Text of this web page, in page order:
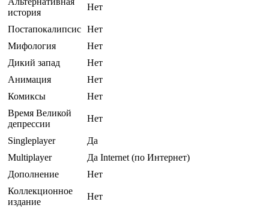
история
Нет
Постапокалипсис Нет
Мифология
Нет
Дикий запад
Нет
Анимация
Нет
Комиксы
Нет
Время Великой
депрессии
Нет
Singleplayer
Да
Multiplayer
Да Internet (по Интернет)
Дополнение
Нет
Коллекционное
издание
Нет